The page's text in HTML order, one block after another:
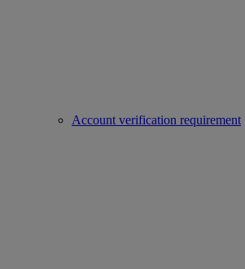
Account verification requirement